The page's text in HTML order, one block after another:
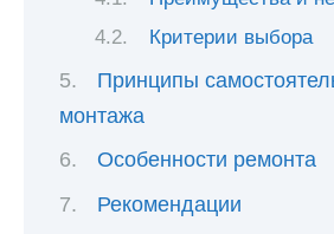
Критерии выбора
Принципы
монтажа
Особенности ремонта
Рекомендации